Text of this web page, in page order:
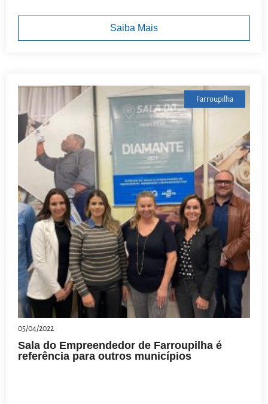
Saiba Mais
Farroupilha
05/04/2022
Sala do Empreendedor de Farroupilha é
referência para outros municípios